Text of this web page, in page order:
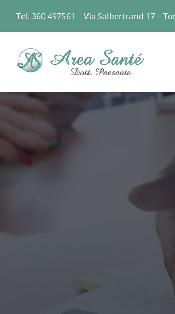
content
Tel. 360 497561 | Via Salbertrand 17 –